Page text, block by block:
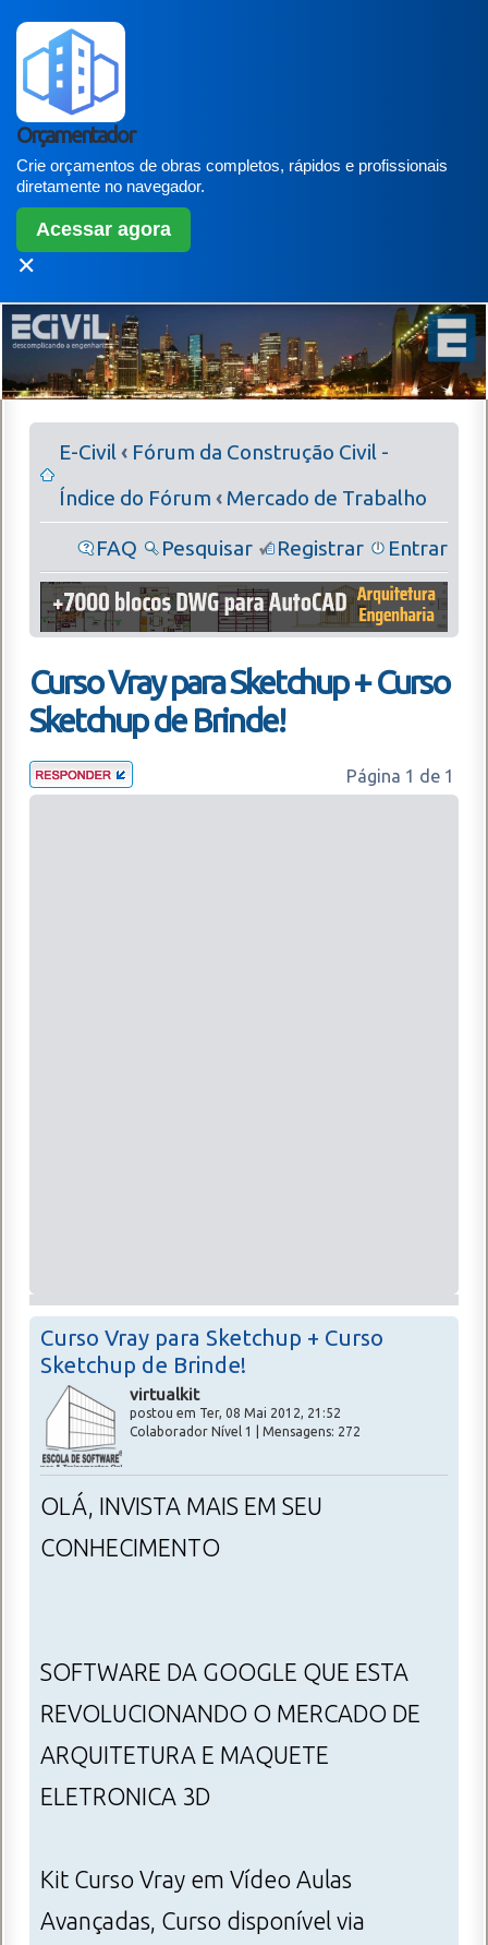
Orçamentador
Crie orçamentos de obras completos, rápidos e profissionais
diretamente no navegador.
Acessar agora
✕
E-Civil‹ Fórum da Construção Civil -
Índice do Fórum ‹ Mercado de Trabalho
FAQ Pesquisar Registrar Entrar
Curso Vray para Sketchup + Curso
Sketchup de Brinde!
Página 1 de 1
Curso Vray para Sketchup + Curso
Sketchup de Brinde!
virtualkit
postou em Ter, 08 Mai 2012, 21:52
Colaborador Nível 1 | Mensagens: 272
OLÁ, INVISTA MAIS EM SEU
CONHECIMENTO
SOFTWARE DA GOOGLE QUE ESTA
REVOLUCIONANDO O MERCADO DE
ARQUITETURA E MAQUETE
ELETRONICA 3D
Kit Curso Vray em Vídeo Aulas
Avançadas, Curso disponível via